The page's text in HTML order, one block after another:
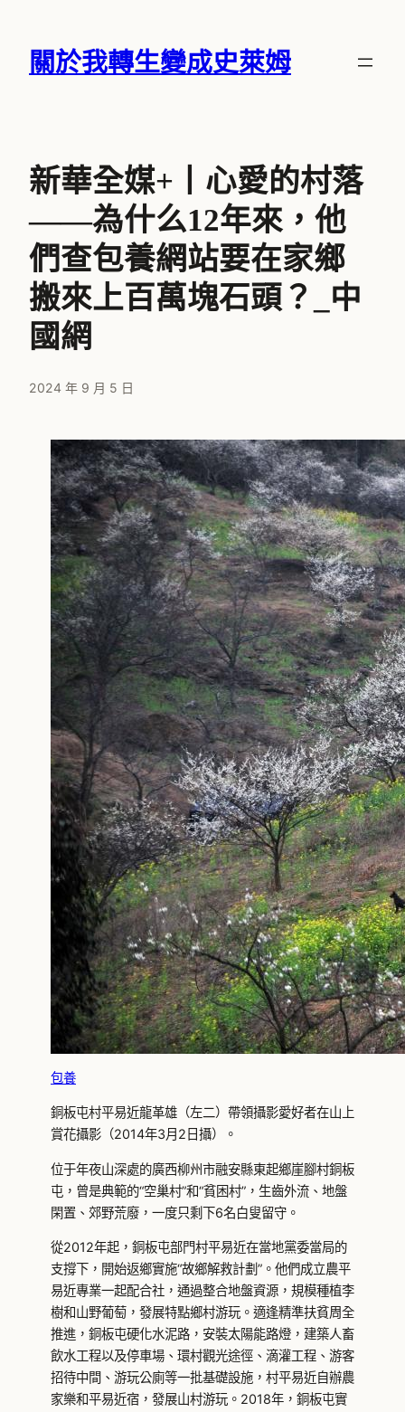
關於我轉生變成史萊姆
新華全媒+丨心愛的村落
——為什么12年來，他
們查包養網站要在家鄉
搬來上百萬塊石頭？_中
國網
2024 年 9 月 5 日
包養
銅板屯村平易近龍革雄（左二）帶領攝影愛好者在山上
賞花攝影（2014年3月2日攝）。
位于年夜山深處的廣西柳州市融安縣東起鄉崖腳村銅板
屯，曾是典範的“空巢村”和“貧困村”，生齒外流、地盤
閑置、郊野荒廢，一度只剩下6名白叟留守。
從2012年起，銅板屯部門村平易近在當地黨委當局的
支撐下，開始返鄉實施“故鄉解救計劃”。他們成立農平
易近專業一起配合社，通過整合地盤資源，規模種植李
樹和山野葡萄，發展特點鄉村游玩。適逢精準扶貧周全
推進，銅板屯硬化水泥路，安裝太陽能路燈，建築人畜
飲水工程以及停車場、環村觀光途徑、滴灌工程、游客
招待中間、游玩公廁等一批基礎設施，村平易近自辦農
家樂和平易近宿，發展山村游玩。2018年，銅板屯實